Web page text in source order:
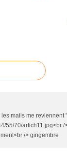
mails me reviennent
55/70/artich11.jpg<br
/> gingembre